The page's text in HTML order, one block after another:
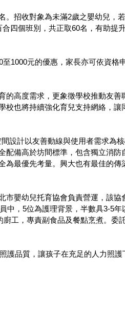
招收對象為未滿2歲之嬰幼兒，
四個班別，共正取60名，有助提
1000元的優惠，家長亦可依資格
的高度需求，更象徵學校推動友善
校也將持續強化育兒支持網絡，讓
設計以友善動線與使用者需求為
配備高於坊間標準，包含獨立消防
為最優先考量。興大也有最佳的傳
市嬰幼兒托育協會負責營運，該協
中，5位為護理背景，半數具3-5年
工，專責副食品及餐點烹煮。委
護品質，讓孩子在充足的人力照護